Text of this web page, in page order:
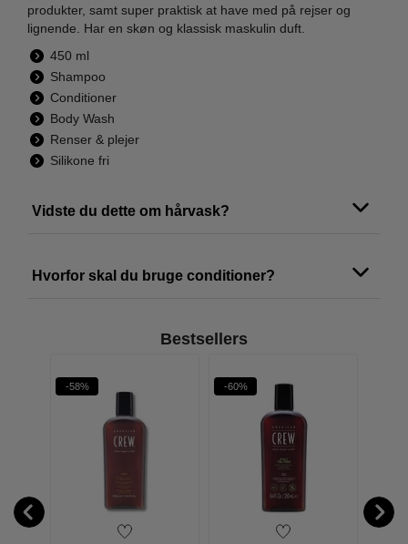
produkter, samt super praktisk at have med på rejser og
lignende. Har en skøn og klassisk maskulin duft.
450 ml
Shampoo
Conditioner
Body Wash
Renser & plejer
Silikone fri
Vidste du dette om hårvask?
Hvorfor skal du bruge conditioner?
Bestsellers
-58% -60%